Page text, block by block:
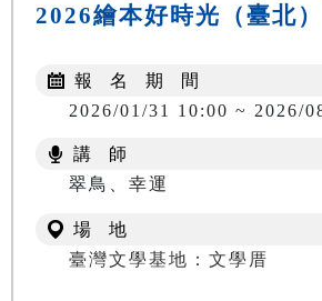
2026繪本好時光（臺北）
報 名 期 間
2026/01/31 10:00 ~ 2026/
講 師
翠鳥、幸運
場 地
臺灣文學基地：文學厝